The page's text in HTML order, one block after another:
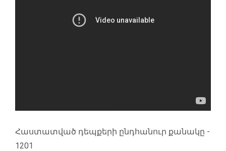
Հաստատված դեպքերի ընդհանուր քանակը -
1201